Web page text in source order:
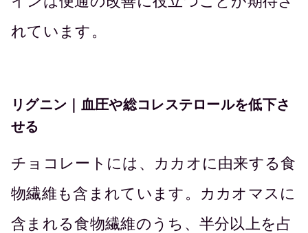
れています。
リグニン｜血圧や総コレステロールを低下さ
せる
チョコレートには、カカオに由来する食
物繊維も含まれています。カカオマスに
含まれる食物繊維のうち、半分以上を占